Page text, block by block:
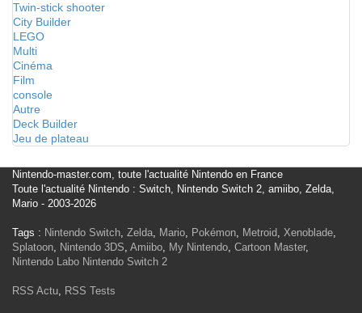
Twin-stick shooter
City Builder
LEGO
Multi
Cinéma
Film
console
Autre
Deck Builder
Jeu de plateau
Nintendo-master.com, toute l'actualité Nintendo en France
Toute l'actualité Nintendo : Switch, Nintendo Switch 2, amiibo, Zelda,
Mario - 2003-2026
Tags : Nintendo Switch, Zelda, Mario, Pokémon, Metroid, Xenoblade,
Splatoon, Nintendo 3DS, Amiibo, My Nintendo, Cartoon Master,
Nintendo Labo Nintendo Switch 2
RSS Actu, RSS Tests